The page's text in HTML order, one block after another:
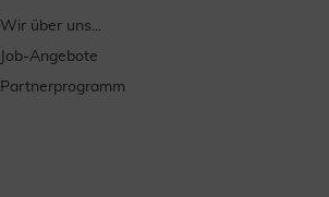
Wir über uns...
Job-Angebote
Partnerprogramm